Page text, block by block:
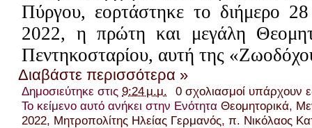
Πύργου, εορτάστηκε το διήμερο
2022, η πρώτη και μεγάλη
Πεντηκοσταρίου, αυτή της
Διαβάστε περισσότερα »
Δημοσιεύτηκε στις9:24 μ.μ.
0 σχολιασμοί υπάρχουν
Το κείμενο αυτό ανήκει στην ΕνότηταΘεομητορικά,
2022, Μητροπολίτης Ηλείας Γερμανός,π. Νικόλαος